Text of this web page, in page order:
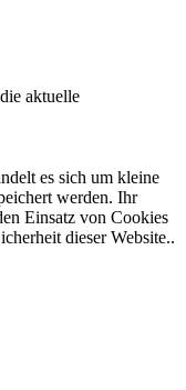
aktuelle
es sich um kleine
werden. Ihr
Einsatz von Cookies
dieser Website..